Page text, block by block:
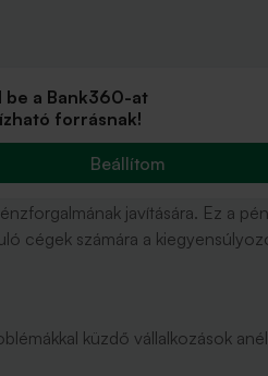
be a Bank360-at
forrásnak!
Beállítom
javítására. Ez a
cégek számára a
küzdő vállalkozások